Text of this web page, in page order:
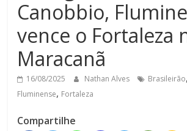
Canobbio,
vence o Fortaleza
Maracanã
16/08/2025 Nathan Alves Brasileirão,
Fluminense, Fortaleza
Compartilhe